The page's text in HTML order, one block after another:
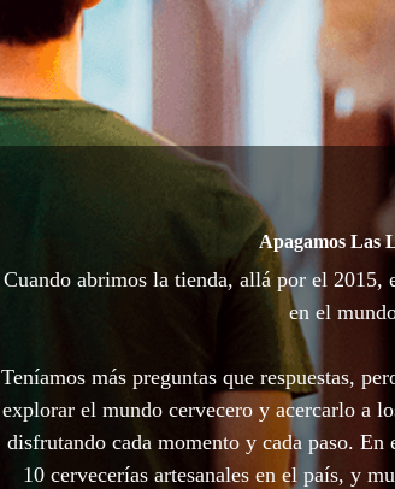
Apagamos Las
Cuando abrimos la tienda, allá por el 2015,
en el
Teníamos más preguntas que respuestas,
explorar el mundo cervecero y acercarlo a
disfrutando cada momento y cada paso. En
10 cervecerías artesanales en el país, y